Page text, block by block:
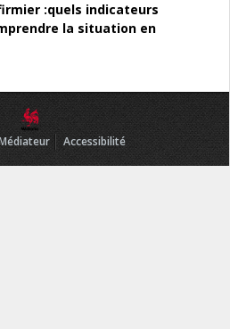
:quels indicateurs
la situation en
Accessibilité